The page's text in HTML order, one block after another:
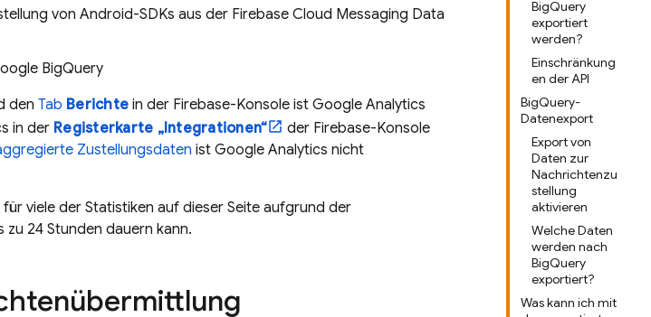
BigQuery
exportiert
werden?
Einschränkung
en der API
BigQuery-
Datenexport
Export von
Daten zur
Nachrichtenzu
stellung
aktivieren
Welche Daten
werden nach
BigQuery
exportiert?
Was kann ich mit
von Android-SDKs aus der Firebase Cloud Messaging Data
BigQuery
den Tab Berichte in der Firebase-Konsole ist Google Analytics
in der Registerkarte „Integrationen“ der Firebase-Konsole
Zustellungsdaten istGoogle Analytics nicht
viele der Statistiken auf dieser Seite aufgrund der
24 Stunden dauern kann.